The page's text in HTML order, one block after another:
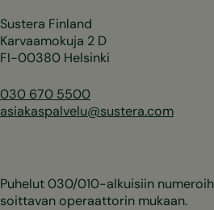
Sustera Finland
Karvaamokuja 2 D
FI-00380 Helsinki
030 670 5500
asiakaspalvelu@sustera.com
Puhelut 030/010-alkuisiin
soittavan operaattorin mukaan.